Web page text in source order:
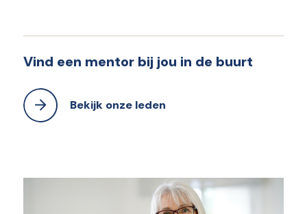
Vind een mentor bij jou in de buurt
Bekijk onze leden